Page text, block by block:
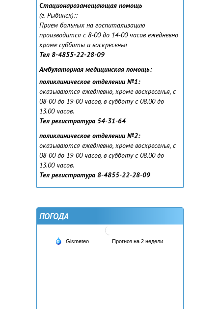
Стационарозамещающая помощь
(г. Рыбинск)::
Прием больных на госпитализацию
производится с 8-00 до 14-00 часов ежедневно
кроме субботы и воскресенья
Тел 8-4855-22-28-09
Амбулаторная медицинская помощь:
поликлиническое отделении №1:
оказываются ежедневно, кроме воскресенья, с
08-00 до 19-00 часов, в субботу с 08.00 до
13.00 часов.
Тел регистратура 54-31-64
поликлиническое отделении №2:
оказываются ежедневно, кроме воскресенья, с
08-00 до 19-00 часов, в субботу с 08.00 до
13.00 часов.
Тел регистратура 8-4855-22-28-09
ПОГОДА